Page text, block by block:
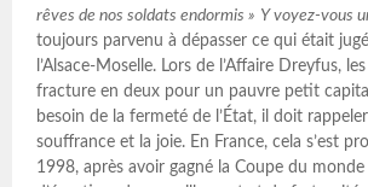
rêves de nos soldats endormis » Y voyez-vous
toujours parvenu à dépasser ce qui était
l’Alsace-Moselle. Lors de l’Affaire Dreyfus,
fracture en deux pour un pauvre petit
besoin de la fermeté de l’État, il doit
souffrance et la joie. En France, cela s’est
1998, après avoir gagné la Coupe du